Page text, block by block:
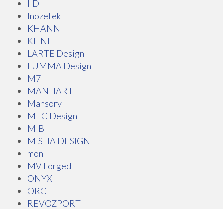
IID
Inozetek
KHANN
KLINE
LARTE Design
LUMMA Design
M7
MANHART
Mansory
MEC Design
MIB
MISHA DESIGN
mon
MV Forged
ONYX
ORC
REVOZPORT